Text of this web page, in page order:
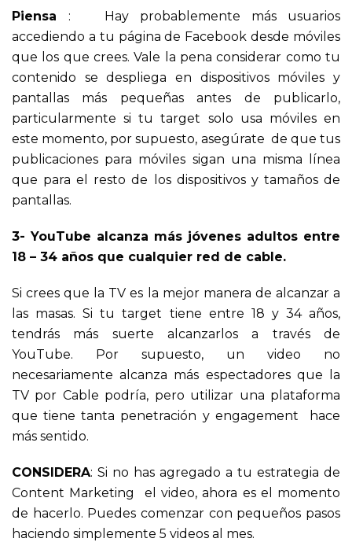
Piensa : Hay probablemente más usuarios
accediendo a tu página de Facebook desde móviles
que los que crees. Vale la pena considerar como tu
contenido se despliega en dispositivos móviles y
pantallas más pequeñas antes de publicarlo,
particularmente si tu target solo usa móviles en
este momento, por supuesto, asegúrate de que tus
publicaciones para móviles sigan una misma línea
que para el resto de los dispositivos y tamaños de
pantallas.
3- YouTube alcanza más jóvenes adultos entre
18 – 34 años que cualquier red de cable.
Si crees que la TV es la mejor manera de alcanzar a
las masas. Si tu target tiene entre 18 y 34 años,
tendrás más suerte alcanzarlos a través de
YouTube. Por supuesto, un video no
necesariamente alcanza más espectadores que la
TV por Cable podría, pero utilizar una plataforma
que tiene tanta penetración y engagement hace
más sentido.
CONSIDERA: Si no has agregado a tu estrategia de
Content Marketing el video, ahora es el momento
de hacerlo. Puedes comenzar con pequeños pasos
haciendo simplemente 5 videos al mes.